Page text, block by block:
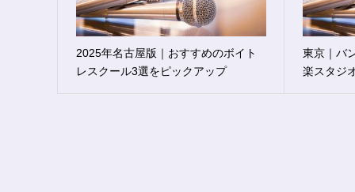
2025年名古屋版｜おすすめのボイト
レスクール3選をピックアップ
東京｜バ
楽スタジ